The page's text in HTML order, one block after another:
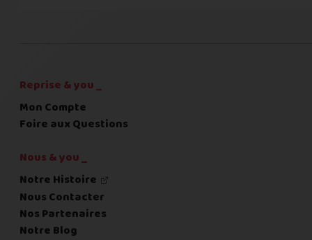
Reprise & you _
Mon Compte
Foire aux Questions
Nous & you _
Notre Histoire
Nous Contacter
Nos Partenaires
Notre Blog